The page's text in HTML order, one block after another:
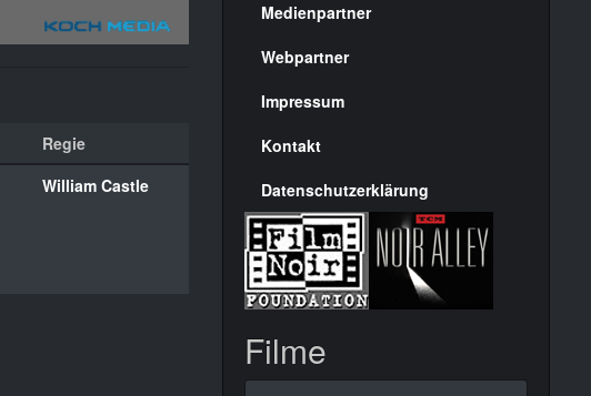
Regie
William Castle
Menülinks
rechte
Seite
Medienpartner
Webpartner
Impressum
Kontakt
Datenschutzerklärung
Filme